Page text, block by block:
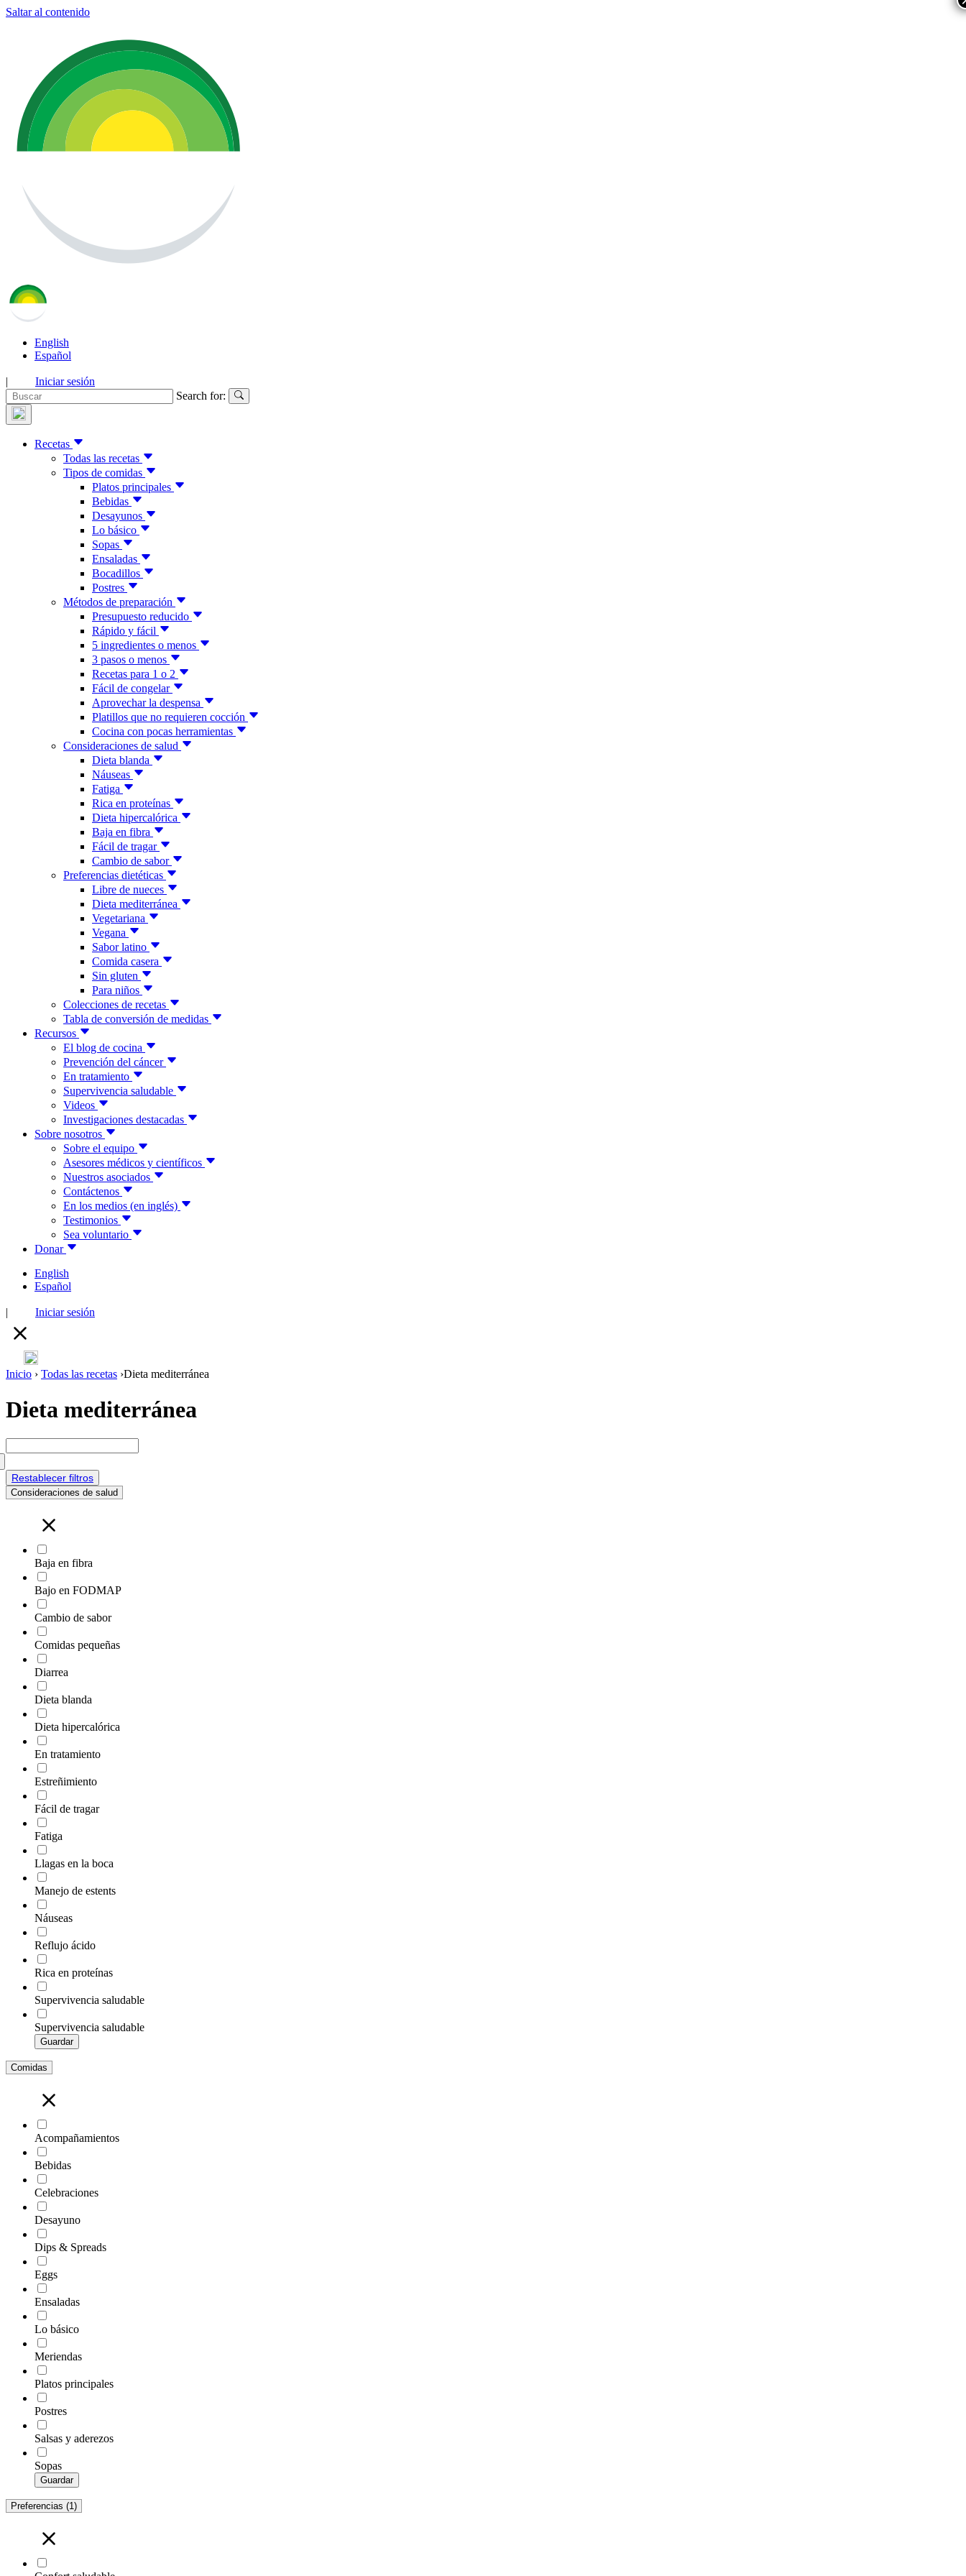
Saltar al contenido
English
Español
|
Iniciar sesión
Search for:
Recetas
Todas las recetas
Tipos de comidas
Platos principales
Bebidas
Desayunos
Lo básico
Sopas
Ensaladas
Bocadillos
Postres
Métodos de preparación
Presupuesto reducido
Rápido y fácil
5 ingredientes o menos
3 pasos o menos
Recetas para 1 o 2
Fácil de congelar
Aprovechar la despensa
Platillos que no requieren cocción
Cocina con pocas herramientas
Consideraciones de salud
Dieta blanda
Náuseas
Fatiga
Rica en proteínas
Dieta hipercalórica
Baja en fibra
Fácil de tragar
Cambio de sabor
Preferencias dietéticas
Libre de nueces
Dieta mediterránea
Vegetariana
Vegana
Sabor latino
Comida casera
Sin gluten
Para niños
Colecciones de recetas
Tabla de conversión de medidas
Recursos
El blog de cocina
Prevención del cáncer
En tratamiento
Supervivencia saludable
Videos
Investigaciones destacadas
Sobre nosotros
Sobre el equipo
Asesores médicos y científicos
Nuestros asociados
Contáctenos
En los medios (en inglés)
Testimonios
Sea voluntario
Donar
English
Español
| Iniciar sesión
Inicio › Todas las recetas ›Dieta mediterránea
Dieta mediterránea
Restablecer filtros
Consideraciones de salud
Baja en fibra
Bajo en FODMAP
Cambio de sabor
Comidas pequeñas
Diarrea
Dieta blanda
Dieta hipercalórica
En tratamiento
Estreñimiento
Fácil de tragar
Fatiga
Llagas en la boca
Manejo de estents
Náuseas
Reflujo ácido
Rica en proteínas
Supervivencia saludable
Supervivencia saludable
Guardar
Comidas
Acompañamientos
Bebidas
Celebraciones
Desayuno
Dips & Spreads
Eggs
Ensaladas
Lo básico
Meriendas
Platos principales
Postres
Salsas y aderezos
Sopas
Guardar
Preferencias (1)